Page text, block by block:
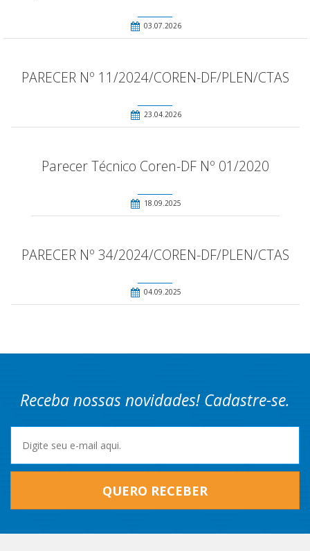
03.07.2026
PARECER Nº 11/2024/COREN-DF/PLEN/CTAS
23.04.2026
Parecer Técnico Coren-DF Nº 01/2020
18.09.2025
PARECER Nº 34/2024/COREN-DF/PLEN/CTAS
04.09.2025
Receba nossas novidades! Cadastre-se.
QUERO RECEBER